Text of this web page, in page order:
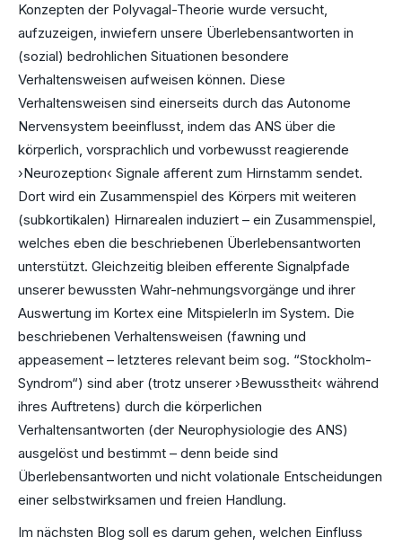
Konzepten der Polyvagal-Theorie wurde versucht,
aufzuzeigen, inwiefern unsere Überlebensantworten in
(sozial) bedrohlichen Situationen besondere
Verhaltensweisen aufweisen können. Diese
Verhaltensweisen sind einerseits durch das Autonome
Nervensystem beeinflusst, indem das ANS über die
körperlich, vorsprachlich und vorbewusst reagierende
›Neurozeption‹ Signale afferent zum Hirnstamm sendet.
Dort wird ein Zusammenspiel des Körpers mit weiteren
(subkortikalen) Hirnarealen induziert – ein Zusammenspiel,
welches eben die beschriebenen Überlebensantworten
unterstützt. Gleichzeitig bleiben efferente Signalpfade
unserer bewussten Wahr-nehmungsvorgänge und ihrer
Auswertung im Kortex eine MitspielerIn im System. Die
beschriebenen Verhaltensweisen (fawning und
appeasement – letzteres relevant beim sog. “Stockholm-
Syndrom“) sind aber (trotz unserer ›Bewusstheit‹ während
ihres Auftretens) durch die körperlichen
Verhaltensantworten (der Neurophysiologie des ANS)
ausgelöst und bestimmt – denn beide sind
Überlebensantworten und nicht volationale Entscheidungen
einer selbstwirksamen und freien Handlung.
Im nächsten Blog soll es darum gehen, welchen Einfluss